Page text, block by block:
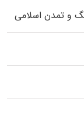
و تمدن اسلامی